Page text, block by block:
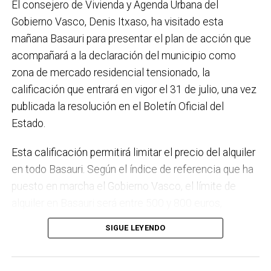
régimen de autoconsumo, que hacen de Basauri un
municipio más sostenible y preparado para el futuro.
En ese sentido, estamos trabajando en acciones de
clima y energía, entre las que destacan el diseño de
una red de refugios climáticos, junto con un Plan de
Actuación ante Episodios de Altas Temperaturas,
como las que recientemente hemos sufrido.
proyecto de lanueva haurreskola que se construirá en
Sarratu, junto a Arizko Ikastola, y que es una apuesta
por la educación pública y un elemento más de apoyo
el trabajo que desarrollamos en igualdad, con una
intensificación en la sensibilización respecto a la
violencia machista.
El consejero de Vivienda y Agenda Urbana del
Gobierno Vasco, Denis Itxaso, ha visitado esta
mañana Basauri para presentar el plan de acción que
acompañará a la declaración del municipio como
zona de mercado residencial tensionado, la
calificación que entrará en vigor el 31 de julio, una vez
publicada la resolución en el Boletín Oficial del
Estado.
Esta calificación permitirá limitar el precio del alquiler
en todo Basauri. Según el índice de referencia que ha
puesto en marcha el Gobierno Vasco, el límite de
dependiendo de la zona y de las características de la
vivienda. Los interesados pueden consultar el límite
de precio a través del portal
SIGUE LEYENDO